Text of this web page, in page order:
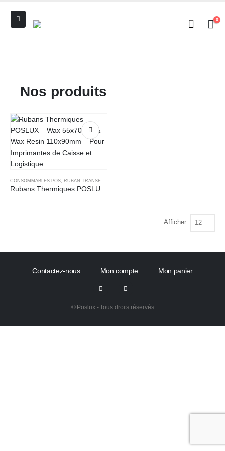
0
Nos produits
CONSOMMABLES POS RUBAN TRANSFERT THERMIQUE
Afficher:
Contactez-nous Mon compte Mon panier
© Poslux - Tous droits réservés